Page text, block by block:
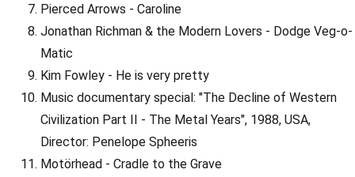
Pierced Arrows - Caroline
Jonathan Richman & the Modern Lovers - Dodge Veg-o-
Matic
Kim Fowley - He is very pretty
Music documentary special: "The Decline of Western
Civilization Part II - The Metal Years", 1988, USA,
Director: Penelope Spheeris
Motörhead - Cradle to the Grave